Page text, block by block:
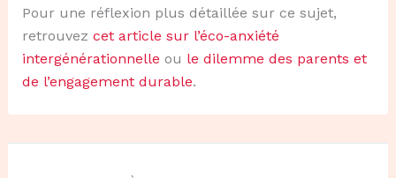
Pour une réflexion plus détaillée sur ce sujet,
retrouvez cet article sur l’éco-anxiété
intergénérationnelle ou le dilemme des parents et
de l’engagement durable.